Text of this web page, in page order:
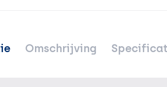
Omschrijving